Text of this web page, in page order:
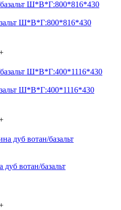
Ш*В*Г:800*816*430
Ш*В*Г:400*1116*430
вотан/базальт